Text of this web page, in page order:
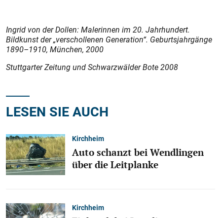
Ingrid von der Dollen: Malerinnen im 20. Jahrhundert.
Bildkunst der „verschollenen Generation“. Geburtsjahrgänge
1890–1910, München, 2000
Stuttgarter Zeitung und Schwarzwälder Bote 2008
LESEN SIE AUCH
Kirchheim
Auto schanzt bei Wendlingen
über die Leitplanke
Kirchheim